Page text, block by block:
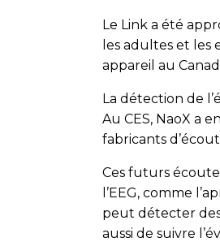
Le Link a été
les adultes et les
appareil au
La détection de
Au CES, NaoX a
fabricants
Ces futurs
l’EEG, comme
peut détecter des
aussi de suivre